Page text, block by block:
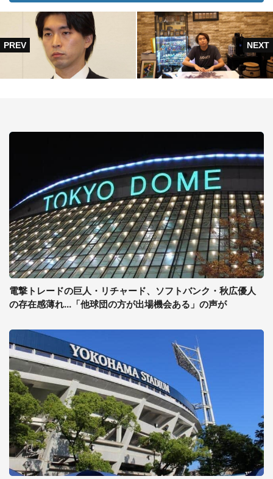
電撃トレードの巨人・リチャード、ソフトバンク・秋広優人
の存在感薄れ...「他球団の方が出場機会ある」の声が